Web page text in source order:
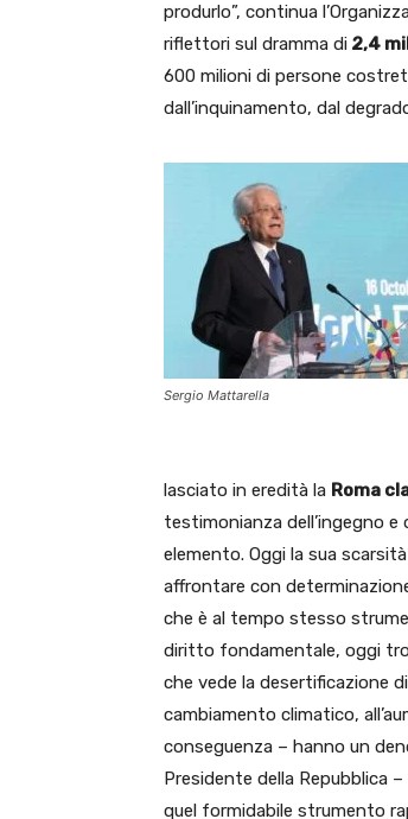
produrlo”, continua
riflettori sul dramma di 2,4
600 milioni di persone
dall’inquinamento, dal
Sergio Mattarella
lasciato in eredità la Roma
testimonianza dell’ingegno
elemento. Oggi la sua
affrontare con
che è al tempo stesso
diritto fondamentale, oggi
che vede la desertificazione
cambiamento climatico,
conseguenza – hanno un
Presidente della Repubblica
quel formidabile strumento